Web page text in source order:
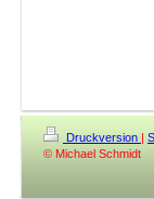
Druckversion |
© Michael Schmidt